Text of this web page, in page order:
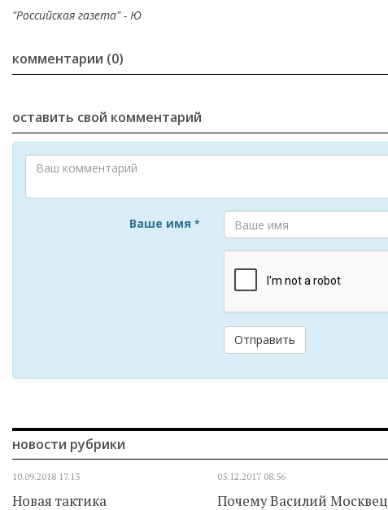
"Российская газета" - Ю
комментарии (0)
оставить свой комментарий
Ваше имя *
Отправить
новости рубрики
10.09.2018 17.13
Новая тактика
05.12.2017 08.56
Почему Василий Москвец